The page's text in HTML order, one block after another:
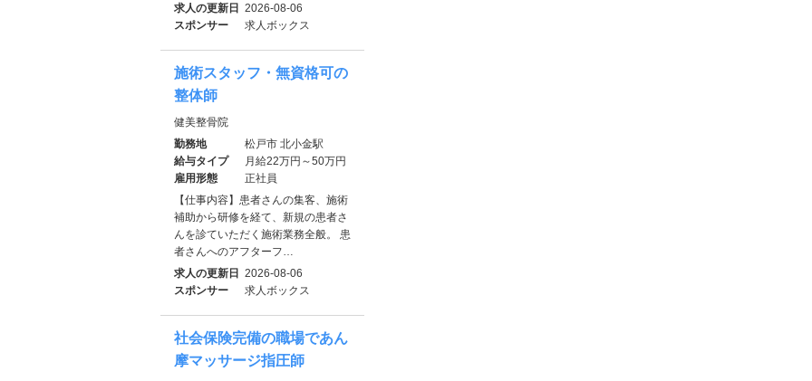
求人の更新日 2026-08-06
スポンサー
求人ボックス
施術スタッフ・無資格可の
整体師
健美整骨院
勤務地
松戸市 北小金駅
給与タイプ
月給22万円～50万円
雇用形態
正社員
【仕事内容】患者さんの集客、施術
補助から研修を経て、新規の患者さ
んを診ていただく施術業務全般。 患
者さんへのアフターフ…
求人の更新日 2026-08-06
スポンサー
求人ボックス
社会保険完備の職場であん
摩マッサージ指圧師